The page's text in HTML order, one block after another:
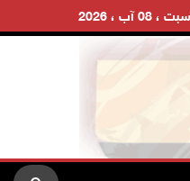
، 08 آب ، 2026